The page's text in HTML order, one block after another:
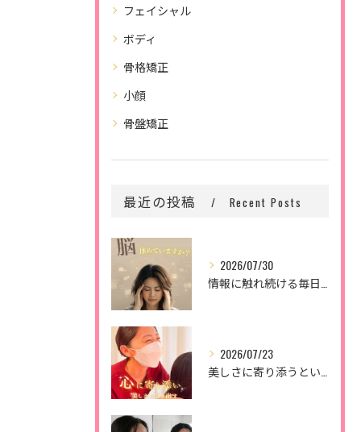
フェイシャル
ボディ
骨格矯正
小顔
骨盤矯正
最近の投稿 Recent Posts
2026/07/30
2026/07/23